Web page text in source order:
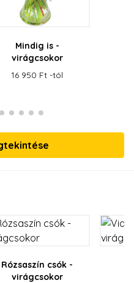
Mindig is -
virágcsokor
16 950 Ft -tól
Rózsaszín csók -
virágcsokor